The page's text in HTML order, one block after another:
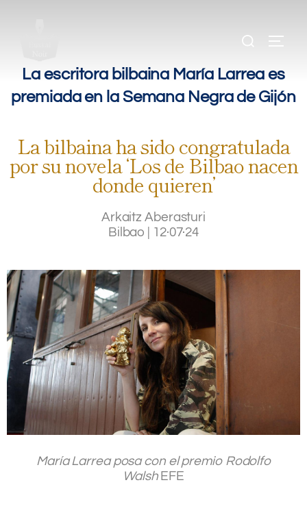
La escritora bilbaina María Larrea es
premiada en la Semana Negra de Gijón
La bilbaina ha sido congratulada
por su novela ‘Los de Bilbao nacen
donde quieren’
Arkaitz Aberasturi
Bilbao
12·07·24
María Larrea posa con el premio Rodolfo
WalshEFE